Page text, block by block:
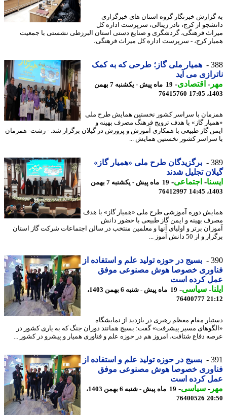
خبرنگار گروه استان های خبرگزاری
از کرج، نادر زینالی، سرپرست اداره کل
فرهنگی، گردشگری و صنایع دستی استان البرزطی نشستی با جمعیت
کرج، - سرپرست اداره کل میراث فرهنگی،
همیار ملی گاز؛ طرحی که به کمک
می آید
-اقتصادی-
19 ماه پیش - یکشنبه 7 بهمن
76415760
با سراسر کشور نخستین همایش طرح ملی
گاز» با هدف ترویج فرهنگ مصرف بهینه و
گاز طبیعی با همکاری آموزش و پرورش در گیلان برگزار شد. - رشت- همزمان
کشور نخستین همایش ...
برگزیدگان طرح ملی «همیار گاز»
تجلیل شدند
-اجتماعی-
19 ماه پیش - یکشنبه 7 بهمن
76412997
دوره آموزشی طرح ملی «همیار گاز» با هدف
بهینه و ایمن گاز طبیعی با حضور دانش
برتر و اولیای آنها و معلمین منتخب در سالن اجتماعات شرکت گاز استان
از 50 دانش آموز ...
بسیج در حوزه تولید علم و استفاده از
خصوصا هوش مصنوعی موفق
کرده است
-سیاسی-
19 ماه پیش - شنبه 6 بهمن 1403،
76400777
مقام معظم رهبری در بازدید از نمایشگاه
مسیر پیشرفت» گفت: بسیج همانند دوران جنگ که به یاری کشور در
دفاع شتافت، امروز هم در حوزه علم و فناوری همیار و پیشرو در کشور ...
بسیج در حوزه تولید علم و استفاده از
خصوصا هوش مصنوعی موفق
کرده است
-سیاسی-
19 ماه پیش - شنبه 6 بهمن 1403،
76400526